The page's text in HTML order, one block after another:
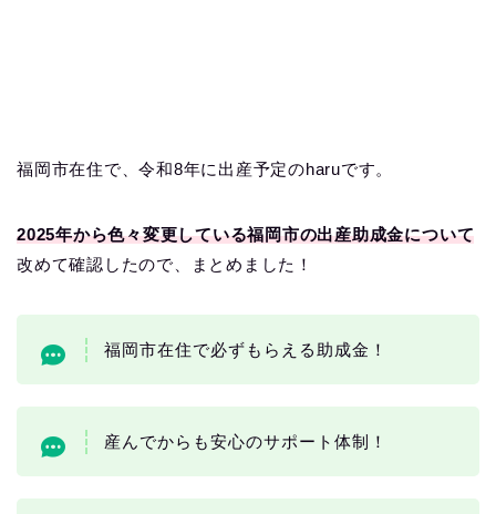
福岡市在住で、令和8年に出産予定のharuです。
2025年から色々変更している福岡市の出産助成金について
改めて確認したので、まとめました！
福岡市在住で必ずもらえる助成金！
産んでからも安心のサポート体制！